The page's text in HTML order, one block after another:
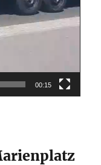
00:15